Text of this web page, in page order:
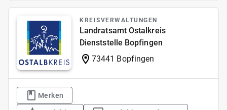
KREISVERWALTUNGEN
Landratsamt Ostalkreis
Dienststelle Bopfingen
73441 Bopfingen
Merken